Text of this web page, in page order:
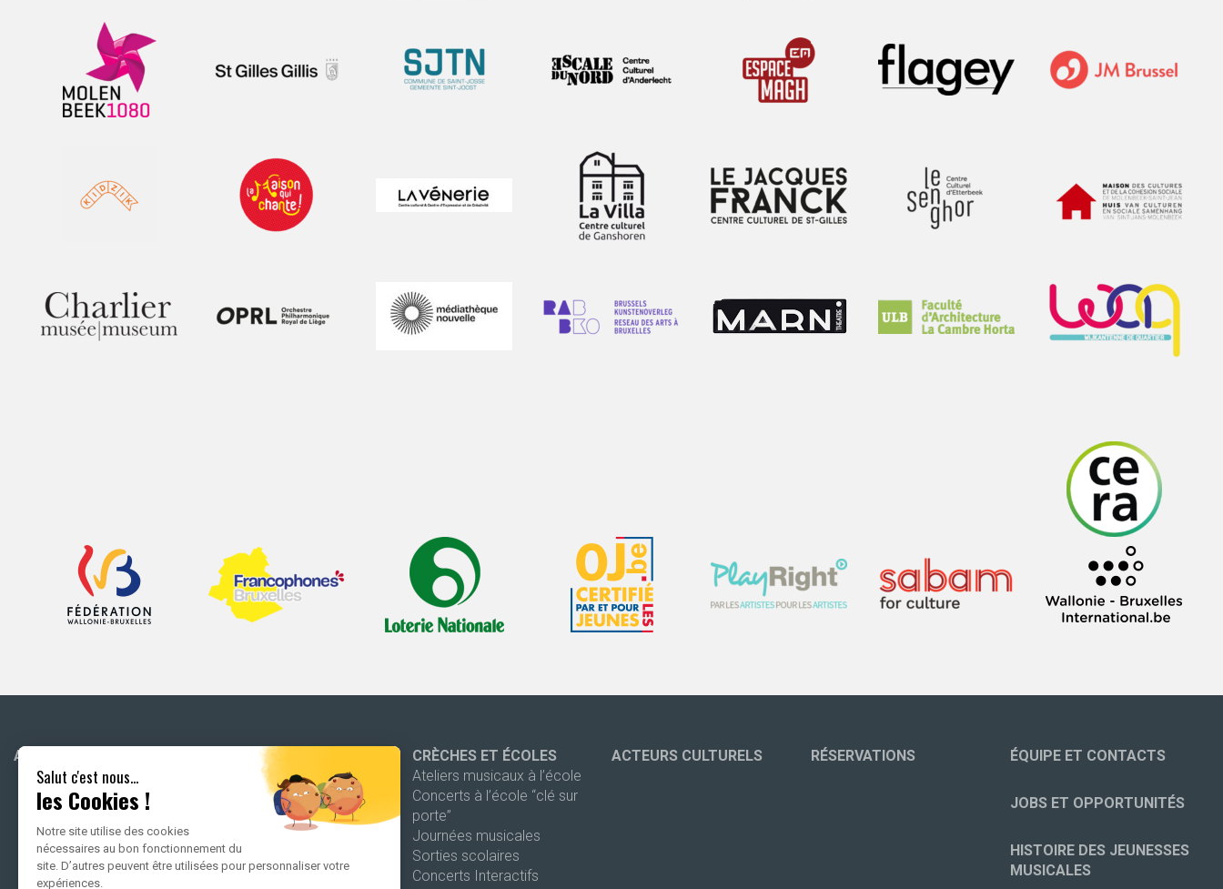
Salut c'est nous...
les Cookies !
Notre site utilise des cookies
nécessaires au bon fonctionnement du
site. D’autres peuvent être utilisées pour personnaliser votre
expériences.
ACCUEIL
ATELIERS MUSICAUX EN
FAMILLE
TOUS LES CONCERTS EN
FAMILLE
CRÈCHES ET ÉCOLES
Ateliers musicaux à l’école
Concerts à l’école “clé sur
porte”
Journées musicales
Sorties scolaires
Concerts Interactifs
ACTEURS CULTURELS RÉSERVATIONS ÉQUIPE ET CONTACTS
JOBS ET OPPORTUNITÉS
HISTOIRE DES JEUNESSES
MUSICALES